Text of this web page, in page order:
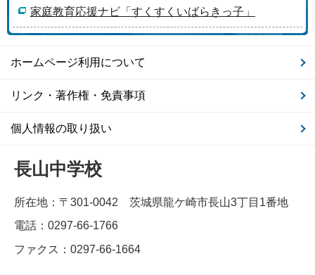
家庭教育応援ナビ「すくすくいばらきっ子」
ホームページ利用について
リンク・著作権・免責事項
個人情報の取り扱い
長山中学校
所在地：〒301-0042 茨城県龍ケ崎市長山3丁目1番地
電話：0297-66-1766
ファクス：0297-66-1664